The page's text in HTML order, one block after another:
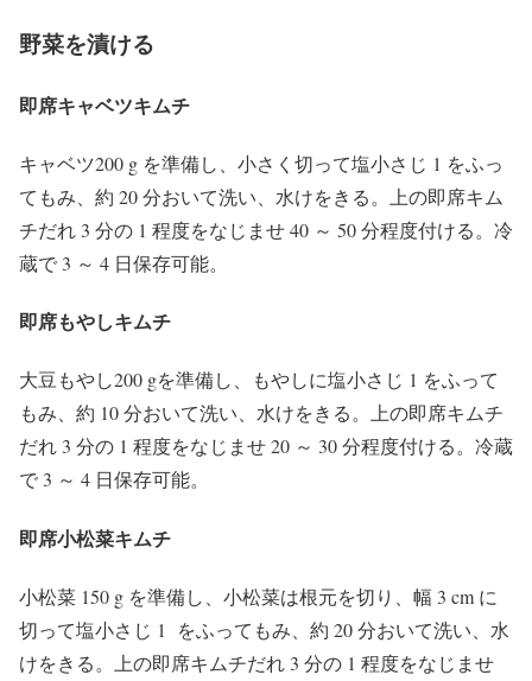
野菜を漬ける
即席キャベツキムチ
キャベツ200 g を準備し、小さく切って塩小さじ 1 をふっ
てもみ、約 20 分おいて洗い、水けをきる。上の即席キム
チだれ 3 分の 1 程度をなじませ 40 ～ 50 分程度付ける。冷
蔵で 3 ～ 4 日保存可能。
即席もやしキムチ
大豆もやし200 gを準備し、もやしに塩小さじ 1 をふって
もみ、約 10 分おいて洗い、水けをきる。上の即席キムチ
だれ 3 分の 1 程度をなじませ 20 ～ 30 分程度付ける。冷蔵
で 3 ～ 4 日保存可能。
即席小松菜キムチ
小松菜 150 g を準備し、小松菜は根元を切り、幅 3 cm に
切って塩小さじ 1 をふってもみ、約 20 分おいて洗い、水
けをきる。上の即席キムチだれ 3 分の 1 程度をなじませ